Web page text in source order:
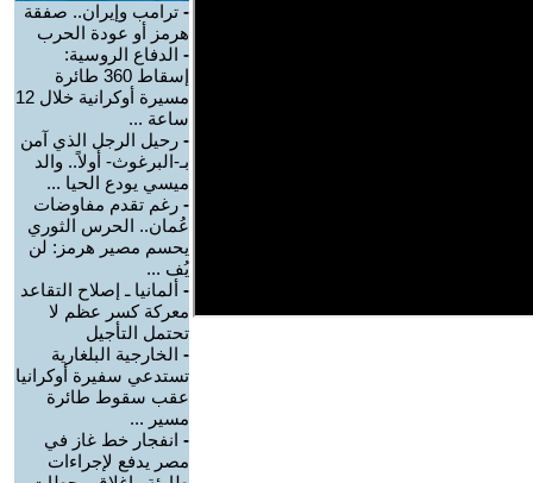
- ترامب وإيران.. صفقة
هرمز أو عودة الحرب
- الدفاع الروسية:
إسقاط 360 طائرة
مسيرة أوكرانية خلال 12
ساعة ...
- رحيل الرجل الذي آمن
بـ-البرغوث- أولاً.. والد
ميسي يودع الحيا ...
- رغم تقدم مفاوضات
عُمان.. الحرس الثوري
يحسم مصير هرمز: لن
يُف ...
- ألمانيا ـ إصلاح التقاعد
معركة كسر عظم لا
تحتمل التأجيل
- الخارجية البلغارية
تستدعي سفيرة أوكرانيا
عقب سقوط طائرة
مسير ...
- انفجار خط غاز في
مصر يدفع لإجراءات